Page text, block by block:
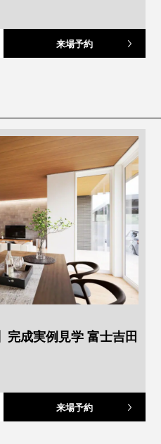
来場予約
完成実例見学 富士吉田
来場予約